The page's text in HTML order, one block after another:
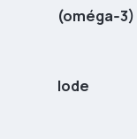
(oméga‑3)
Iode